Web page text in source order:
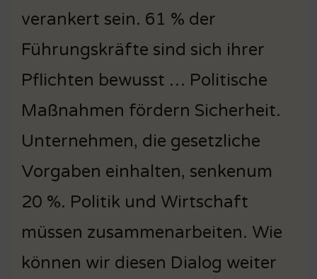
verankert sein. 61 % der
Führungskräfte sind sich ihrer
Pflichten bewusst … Politische
Maßnahmen fördern Sicherheit.
Unternehmen, die gesetzliche
Vorgaben einhalten, senkenum
20 %. Politik und Wirtschaft
müssen zusammenarbeiten. Wie
können wir diesen Dialog weiter